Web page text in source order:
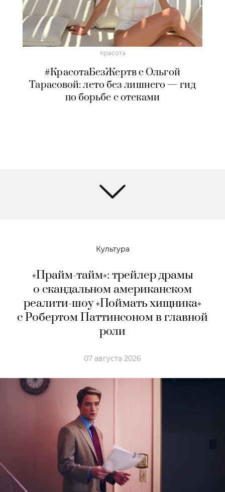
Красота
#КрасотаБезЖертв с Ольгой
Тарасовой: лето без лишнего — гид
по борьбе с отеками
Культура
«Прайм-тайм»: трейлер драмы
о скандальном американском
реалити-шоу «Поймать хищника»
с Робертом Паттинсоном в главной
роли
07 августа 2026